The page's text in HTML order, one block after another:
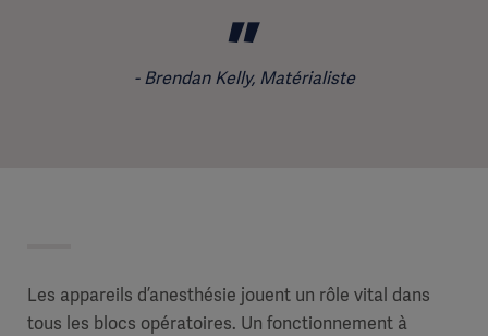
Brendan Kelly, Matérialiste
Les appareils d’anesthésie jouent un rôle vital dans
tous les blocs opératoires. Un fonctionnement à